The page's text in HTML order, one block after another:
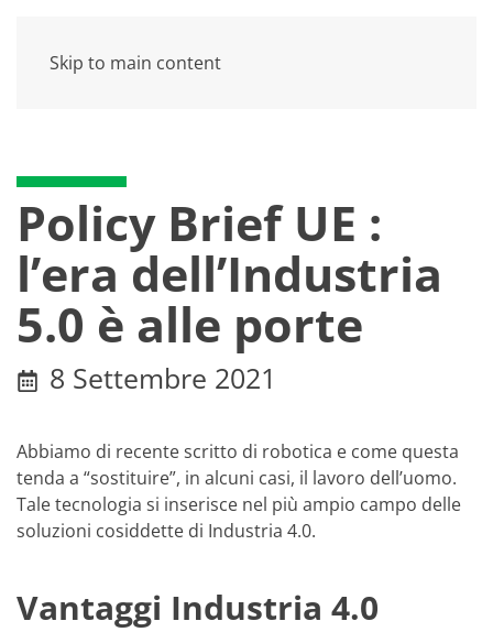
Skip to main content
Policy Brief UE :
l’era dell’Industria
5.0 è alle porte
8 Settembre 2021
Abbiamo di recente scritto di robotica e come questa
tenda a “sostituire”, in alcuni casi, il lavoro dell’uomo.
Tale tecnologia si inserisce nel più ampio campo delle
soluzioni cosiddette di Industria 4.0.
Vantaggi Industria 4.0